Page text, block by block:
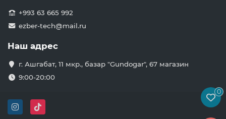
+993 63 665 992
ezber-tech@mail.ru
Наш адрес
г. Ашгабат, 11 мкр., базар "Gundogar", 67 магазин
9:00-20:00
0